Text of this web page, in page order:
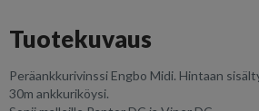
Tuotekuvaus
Peräankkurivinssi Engbo Midi. Hintaan
30m ankkuriköysi.